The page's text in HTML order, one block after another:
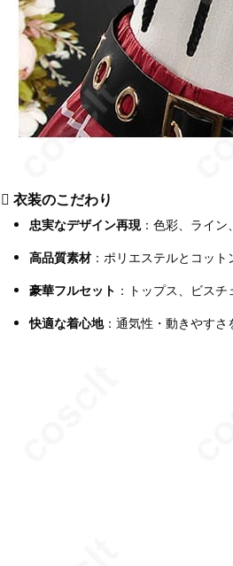
 衣装のこだわり
忠実なデザイン再現：色彩、ライン
高品質素材：ポリエステルとコット
豪華フルセット ：トップス、ビス
快適な着心地：通気性・動きやすさ